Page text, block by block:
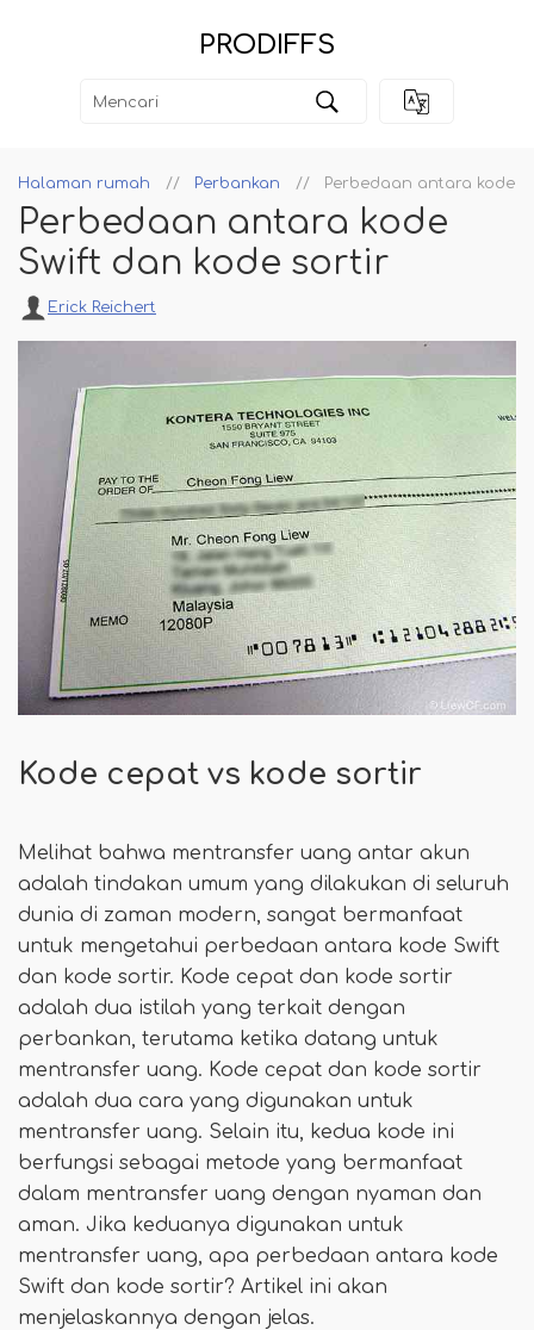
PRODIFFS
Halaman rumah Perbankan Perbedaan antara kode
Perbedaan antara kode
Swift dan kode sortir
Erick Reichert
Kode cepat vs kode sortir
Melihat bahwa mentransfer uang antar akun
adalah tindakan umum yang dilakukan di seluruh
dunia di zaman modern, sangat bermanfaat
untuk mengetahui perbedaan antara kode Swift
dan kode sortir. Kode cepat dan kode sortir
adalah dua istilah yang terkait dengan
perbankan, terutama ketika datang untuk
mentransfer uang. Kode cepat dan kode sortir
adalah dua cara yang digunakan untuk
mentransfer uang. Selain itu, kedua kode ini
berfungsi sebagai metode yang bermanfaat
dalam mentransfer uang dengan nyaman dan
aman. Jika keduanya digunakan untuk
mentransfer uang, apa perbedaan antara kode
Swift dan kode sortir? Artikel ini akan
menjelaskannya dengan jelas.